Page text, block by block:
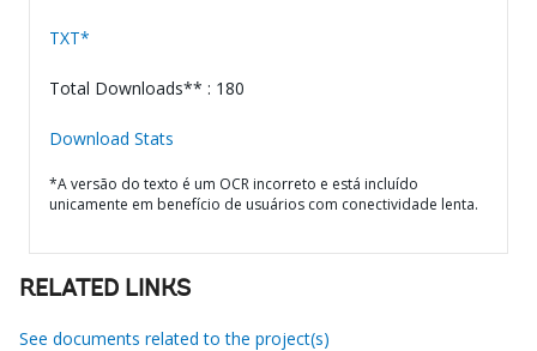
TXT*
Total Downloads** : 180
Download Stats
*A versão do texto é um OCR incorreto e está incluído
unicamente em benefício de usuários com conectividade lenta.
RELATED LINKS
See documents related to the project(s)